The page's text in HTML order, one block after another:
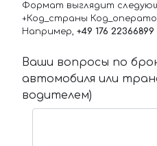
Формат выглядит
+Код_страны
Например, +49 176 22366899
Ваши вопросы по
автомобиля или
водителем)